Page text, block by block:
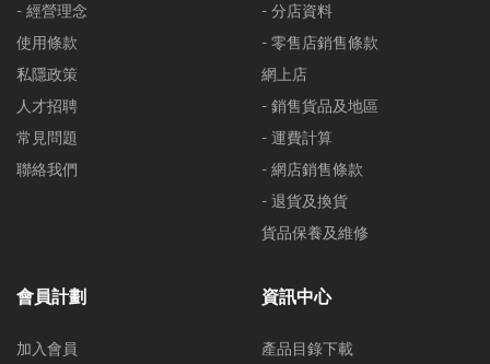
- 經營理念
使用條款
私隱政策
人才招聘
常見問題
聯絡我們
- 分店資料
- 零售店銷售條款
網上店
- 銷售貨品及地區
- 運費計算
- 網店銷售條款
- 退貨及換貨
貨品保養及維修
會員計劃
加入會員
資訊中心
產品目錄下載